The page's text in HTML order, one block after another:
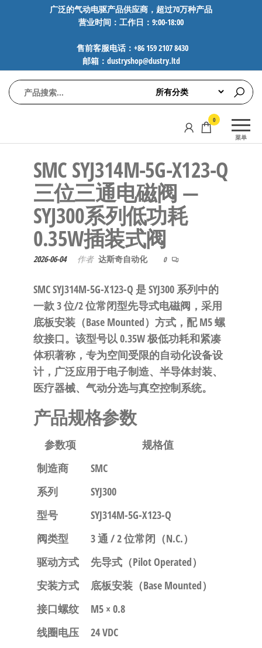
广泛的气动电驱产品供应商，超过70万种产品
营业时间：工作日：9:00-18:00
售前客服电话：+86 159 2107 8430
邮箱：dustryshop@dustry.ltd
动
FESTO、
AVENTICS等
品牌气动
元件，超
过88万种
工业自动
化零部
件，正品
保障，全
菜单
0
SMC SYJ314M-5G-X123-Q
三位三通电磁阀 —
SYJ300系列低功耗
0.35W插装式阀
2026-06-04 作者 达斯奇自动化 0
SMC SYJ314M-5G-X123-Q 是 SYJ300 系列中的
一款 3 位/2 位常闭型先导式电磁阀，采用
底板安装（Base Mounted）方式，配 M5 螺
纹接口。该型号以 0.35W 极低功耗和紧凑
体积著称，专为空间受限的自动化设备设
计，广泛应用于电子制造、半导体封装、
医疗器械、气动分选与真空控制系统。
产品规格参数
参数项
规格值
制造商
SMC
系列
SYJ300
型号
SYJ314M-5G-X123-Q
阀类型
3 通 / 2 位常闭（N.C.）
驱动方式
先导式（Pilot Operated）
安装方式
底板安装（Base Mounted）
接口螺纹
M5 × 0.8
线圈电压
24 VDC